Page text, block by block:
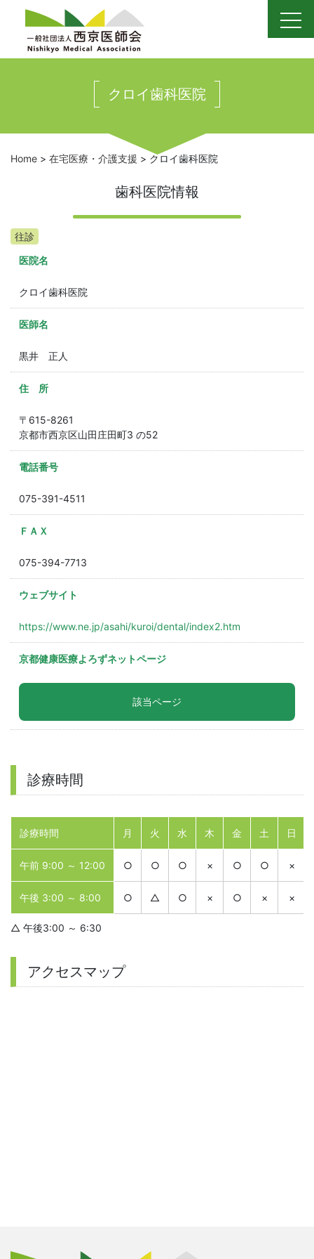
content
クロイ歯科医院
Home > 在宅医療・介護支援 > クロイ歯科医院
歯科医院情報
往診
医院名
クロイ歯科医院
医師名
黒井 正人
住 所
〒615-8261
京都市西京区山田庄田町3 の52
電話番号
075-391-4511
ＦＡＸ
075-394-7713
ウェブサイト
https://www.ne.jp/asahi/kuroi/dental/index2.htm
京都健康医療よろずネットページ
該当ページ
診療時間
診療時間 月 火 水 木 金 土 日
午前 9:00 ～ 12:00 ○ ○ ○ × ○ ○ ×
午後 3:00 ～ 8:00 ○ △ ○ × ○ × ×
△ 午後3:00 ～ 6:30
アクセスマップ